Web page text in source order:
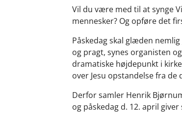
Vil du være med til at synge
mennesker? Og opføre det
Påskedag skal glæden
og pragt, synes organisten
dramatiske højdepunkt i
over Jesu opstandelse fra de
Derfor samler Henrik
og påskedag d. 12. april